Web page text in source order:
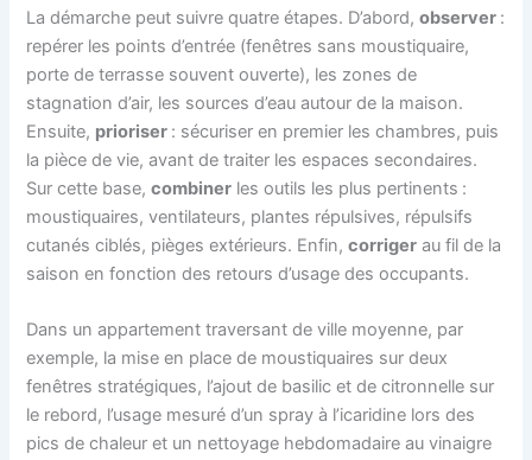
La démarche peut suivre quatre étapes. D’abord,observer :
repérer les points d’entrée (fenêtres sans moustiquaire,
porte de terrasse souvent ouverte), les zones de
stagnation d’air, les sources d’eau autour de la maison.
Ensuite, prioriser : sécuriser en premier les chambres, puis
la pièce de vie, avant de traiter les espaces secondaires.
Sur cette base,combiner les outils les plus pertinents :
moustiquaires, ventilateurs, plantes répulsives, répulsifs
cutanés ciblés, pièges extérieurs. Enfin,corriger au fil de la
saison en fonction des retours d’usage des occupants.
Dans un appartement traversant de ville moyenne, par
exemple, la mise en place de moustiquaires sur deux
fenêtres stratégiques, l’ajout de basilic et de citronnelle sur
le rebord, l’usage mesuré d’un spray à l’icaridine lors des
pics de chaleur et un nettoyage hebdomadaire au vinaigre